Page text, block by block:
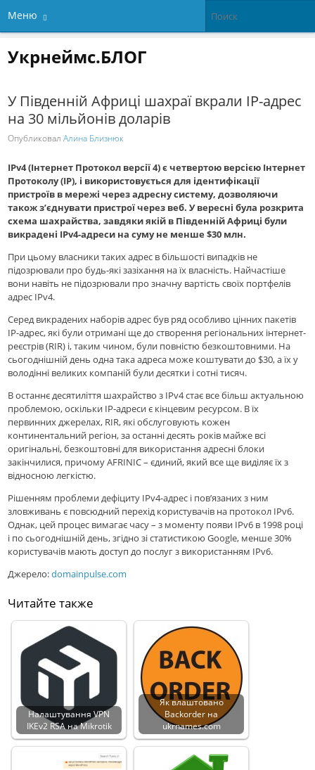
Меню
Укрнеймс.БЛОГ
У Південній Африці шахраї вкрали IP-адрес
на 30 мільйонів доларів
ОпубликовалАлина Близнюк
IPv4 (Інтернет Протокол версії 4) є четвертою версією Інтернет
Протоколу (IP), і використовується для ідентифікації
пристроїв в мережі через адресну систему, дозволяючи
також з’єднувати пристрої через веб. У вересні була розкрита
схема шахрайства, завдяки якій в Південній Африці були
викрадені IPv4-адреси на суму не менше $30 млн.
При цьому власники таких адрес в більшості випадків не
підозрювали про будь-які зазіхання на їх власність. Найчастіше
вони навіть не підозрювали про значну вартість своїх портфелів
адрес IPv4.
Серед викрадених наборів адрес був ряд особливо цінних пакетів
IP-адрес, які були отримані ще до створення регіональних інтернет-
реєстрів (RIR) і, таким чином, були повністю безкоштовними. На
сьогоднішній день одна така адреса може коштувати до $30, а їх у
володінні великих компаній були десятки і сотні тисяч.
В останнє десятиліття шахрайство з IPv4 стає все більш актуальною
проблемою, оскільки IP-адреси є кінцевим ресурсом. В їх
первинних джерелах, RIR, які обслуговують кожен
континентальний регіон, за останні десять років майже всі
оригінальні, безкоштовні для використання адресні блоки
закінчилися, причому AFRINIC – єдиний, який все ще виділяє їх з
відносною легкістю.
Рішенням проблеми дефіциту IPv4-адрес і пов’язаних з ним
зловживань є повсюдний перехід користувачів на протокол IPv6.
Однак, цей процес вимагає часу – з моменту появи IPv6 в 1998 році
і по сьогоднішній день, згідно зі статистикою Google, менше 30%
користувачів мають доступ до послуг з використанням IPv6.
Джерело:domainpulse.com
Читайте также
Налаштування VPN
IKEv2 RSA на Mikrotik
Як влаштовано
Backorder на
ukrnames.com